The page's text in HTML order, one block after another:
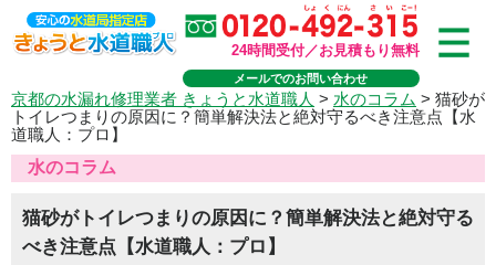
24時間受付／お見積もり無料
メールでのお問い合わせ
京都の水漏れ修理業者 きょうと水道職人 > 水のコラム > 猫砂が
トイレつまりの原因に？簡単解決法と絶対守るべき注意点【水
道職人：プロ】
水のコラム
猫砂がトイレつまりの原因に？簡単解決法と絶対守る
べき注意点【水道職人：プロ】